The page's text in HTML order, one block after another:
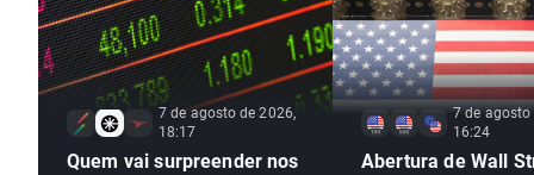
7 de agosto de 2026,
18:17
Quem vai surpreender nos
7 de agosto
16:24
Abertura de Wall